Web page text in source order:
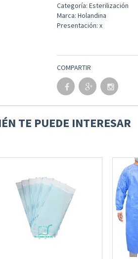
Categoría: Esterilización
Marca: Holandina
Presentación: x
COMPARTIR
TE PUEDE INTERESAR